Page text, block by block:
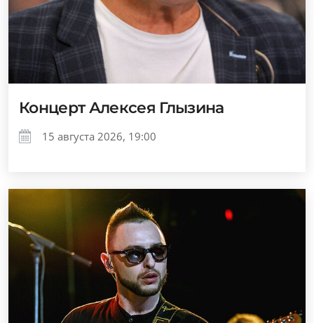
Концерт Алексея Глызина
15 августа 2026, 19:00